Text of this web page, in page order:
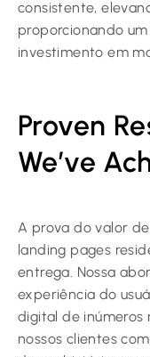
consistente,
proporcionando
investimento em
Proven
We’ve
A prova do valor
landing pages
entrega. Nossa
experiência do
digital de inúmeros
nossos clientes